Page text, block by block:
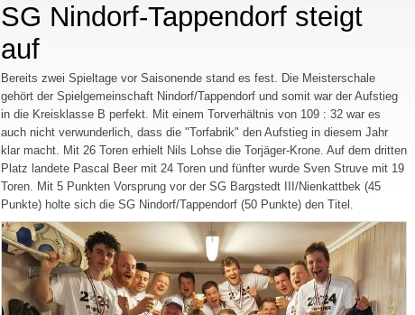
SG Nindorf-Tappendorf steigt
auf
Bereits zwei Spieltage vor Saisonende stand es fest. Die Meisterschale
gehört der Spielgemeinschaft Nindorf/Tappendorf und somit war der Aufstieg
in die Kreisklasse B perfekt. Mit einem Torverhältnis von 109 : 32 war es
auch nicht verwunderlich, dass die "Torfabrik" den Aufstieg in diesem Jahr
klar macht. Mit 26 Toren erhielt Nils Lohse die Torjäger-Krone. Auf dem dritten
Platz landete Pascal Beer mit 24 Toren und fünfter wurde Sven Struve mit 19
Toren. Mit 5 Punkten Vorsprung vor der SG Bargstedt III/Nienkattbek (45
Punkte) holte sich die SG Nindorf/Tappendorf (50 Punkte) den Titel.